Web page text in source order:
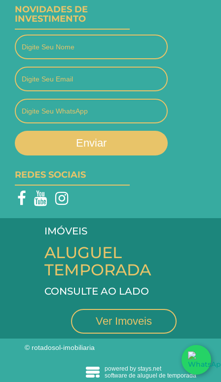
NOVIDADES DE
INVESTIMENTO
Enviar
REDES SOCIAIS
IMÓVEIS
ALUGUEL
TEMPORADA
CONSULTE AO LADO
Ver Imoveis
© rotadosol-imobiliaria
powered by stays.net
software de aluguel de temporada